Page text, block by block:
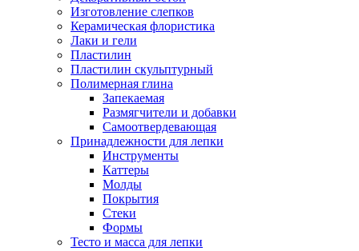
Изготовление слепков
Керамическая флористика
Лаки и гели
Пластилин
Пластилин скульптурный
Полимерная глина
Запекаемая
Размягчители и добавки
Самоотвердевающая
Принадлежности для лепки
Инструменты
Каттеры
Молды
Покрытия
Стеки
Формы
Тесто и масса для лепки